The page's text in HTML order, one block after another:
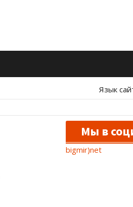
Язык
Мы в
bigmir)net